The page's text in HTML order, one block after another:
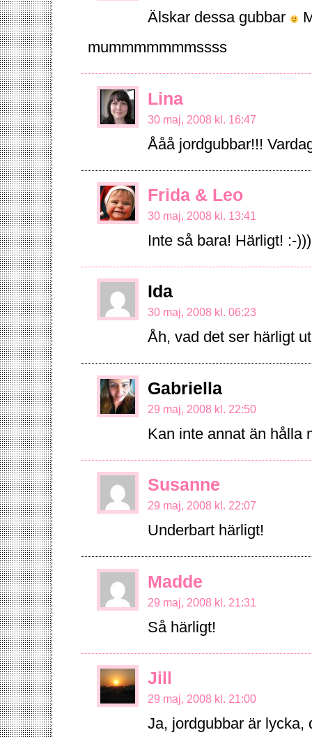
Älskar dessa gubbar
mummmmmmmssss
Lina
30 maj, 2008 kl. 16:47
Ååå jordgubbar!!!
Frida & Leo
30 maj, 2008 kl. 13:41
Inte så bara! Härligt! :-)))
Ida
30 maj, 2008 kl. 06:23
Åh, vad det ser härligt
Gabriella
29 maj, 2008 kl. 22:50
Kan inte annat än hålla
Susanne
29 maj, 2008 kl. 22:07
Underbart härligt!
Madde
29 maj, 2008 kl. 21:31
Så härligt!
Jill
29 maj, 2008 kl. 21:00
Ja, jordgubbar är lycka,